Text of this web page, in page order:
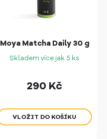
Moya Matcha Daily 30 g
Skladem více jak 5 ks
290 Kč